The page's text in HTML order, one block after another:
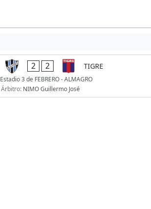
2 2 TIGRE
Estadio 3 de FEBRERO - ALMAGRO
Árbitro: NIMO Guillermo José